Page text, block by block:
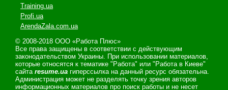
Training.ua
Profi.ua
ArendaZala.com.ua
© 2008-2018 ООО «Работа Плюс»
Все права защищены в соответствии с действующим
законодательством Украины. При использовании материалов,
которые относятся к тематике "Работа" или "Работа в Киеве"
сайта resume.ua гиперссылка на данный ресурс обязательна.
Администрация может не разделять точку зрения авторов
информационных материалов про поиск работы и не несет